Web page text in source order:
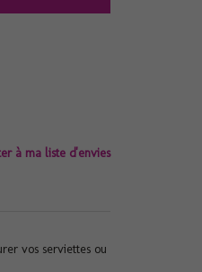
à ma liste d'envies
vos serviettes ou